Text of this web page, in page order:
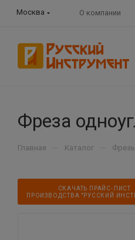
Москва О компании
Фреза
Главная Каталог
СКАЧАТЬ ПРАЙС-ЛИСТ
ПРОИЗВОДСТВА "РУССКИЙ